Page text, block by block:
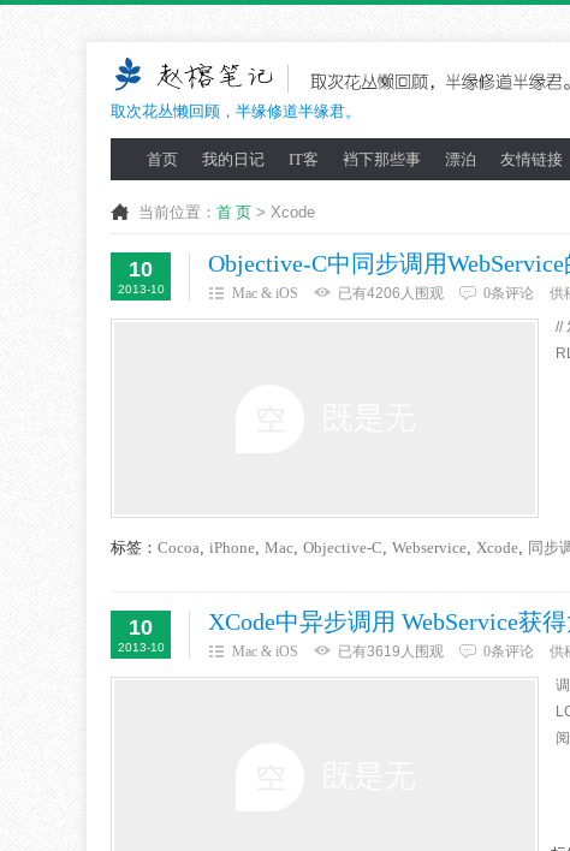
取次花丛懒回顾，半缘修道半缘君。
首页 我的日记 IT客 裆下那些事 漂泊 友情链接
当前位置： 首 页 > Xcode
10
2013-10
Objective-C中同步调用
Mac & iOS 已有4206人围观 0条评论 供
//
标签： Cocoa, iPhone, Mac, Objective-C, Webservice, Xcode, 同步
10
2013-10
XCode中异步调用 WebService获
Mac & iOS 已有3619人围观 0条评论 供